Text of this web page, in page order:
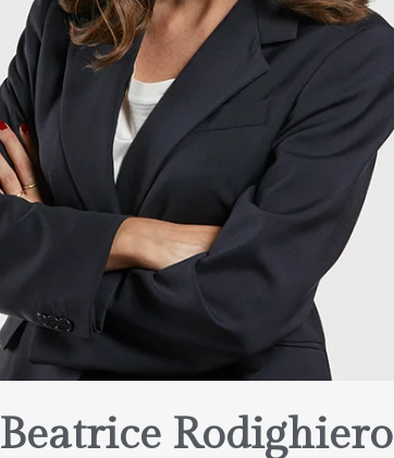
Beatrice Rodighiero